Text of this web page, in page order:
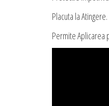
Placuta la Atingere.
Permite Aplicarea